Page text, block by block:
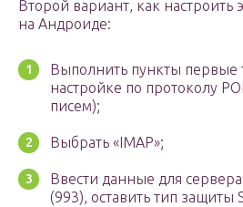
Второй вариант, как настроить
на Андроиде:
Выполнить пункты первые
настройке по протоколу
писем);
Выбрать «IMAP»;
Ввести данные для
(993), оставить тип защиты